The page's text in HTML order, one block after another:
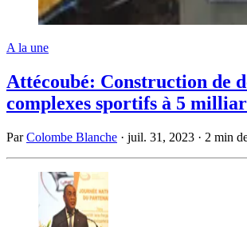
A la une
Attécoubé: Construction de
complexes sportifs à 5
ParColombe Blanche · juil. 31, 2023 · 2 min